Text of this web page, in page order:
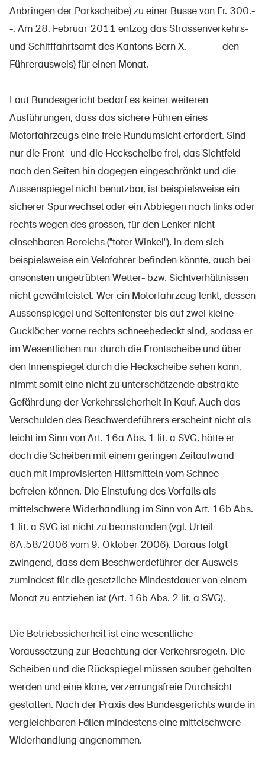
Delegate e delegati alla sicurezza e Comuni
Anbringen der Parkscheibe) zu einer Busse von Fr. 300.-
-. Am 28. Februar 2011 entzog das Strassenverkehrs-
und Schifffahrtsamt des Kantons Bern X.________ den
Führerausweis) für einen Monat.
Laut Bundesgericht bedarf es keiner weiteren
Ausführungen, dass das sichere Führen eines
Motorfahrzeugs eine freie Rundumsicht erfordert. Sind
nur die Front- und die Heckscheibe frei, das Sichtfeld
nach den Seiten hin dagegen eingeschränkt und die
Aussenspiegel nicht benutzbar, ist beispielsweise ein
sicherer Spurwechsel oder ein Abbiegen nach links oder
rechts wegen des grossen, für den Lenker nicht
einsehbaren Bereichs ("toter Winkel"), in dem sich
beispielsweise ein Velofahrer befinden könnte, auch bei
ansonsten ungetrübten Wetter- bzw. Sichtverhältnissen
nicht gewährleistet. Wer ein Motorfahrzeug lenkt, dessen
Aussenspiegel und Seitenfenster bis auf zwei kleine
Gucklöcher vorne rechts schneebedeckt sind, sodass er
im Wesentlichen nur durch die Frontscheibe und über
den Innenspiegel durch die Heckscheibe sehen kann,
nimmt somit eine nicht zu unterschätzende abstrakte
Gefährdung der Verkehrssicherheit in Kauf. Auch das
Verschulden des Beschwerdeführers erscheint nicht als
leicht im Sinn von Art. 16a Abs. 1 lit. a SVG, hätte er
doch die Scheiben mit einem geringen Zeitaufwand
auch mit improvisierten Hilfsmitteln vom Schnee
befreien können. Die Einstufung des Vorfalls als
mittelschwere Widerhandlung im Sinn von Art. 16b Abs.
1 lit. a SVG ist nicht zu beanstanden (vgl. Urteil
6A.58/2006 vom 9. Oktober 2006). Daraus folgt
zwingend, dass dem Beschwerdeführer der Ausweis
zumindest für die gesetzliche Mindestdauer von einem
Monat zu entziehen ist (Art. 16b Abs. 2 lit. a SVG).
Die Betriebssicherheit ist eine wesentliche
Voraussetzung zur Beachtung der Verkehrsregeln. Die
Scheiben und die Rückspiegel müssen sauber gehalten
werden und eine klare, verzerrungsfreie Durchsicht
gestatten. Nach der Praxis des Bundesgerichts wurde in
vergleichbaren Fällen mindestens eine mittelschwere
Widerhandlung angenommen.